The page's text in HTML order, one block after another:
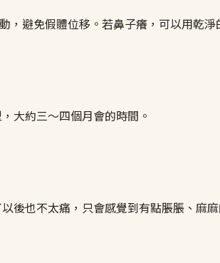
避免假體位移。若鼻子癢，可以用乾
大約三～四個月會的時間。
後也不太痛，只會感覺到有點脹脹、